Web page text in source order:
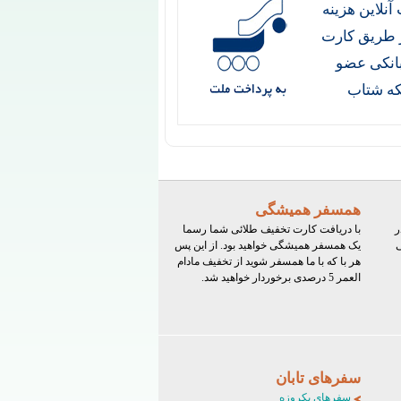
هزینه
طریق کارت
عضو
شتاب
همسفر همیشگی
با دریافت کارت تخفیف طلائی شما رسما
یک همسفر همیشگی خواهید بود. از این پس
هر با که با ما همسفر شوید از تخفیف مادام
العمر 5 درصدی برخوردار خواهید شد.
سفرهای تابان
سفرهای یکروزه